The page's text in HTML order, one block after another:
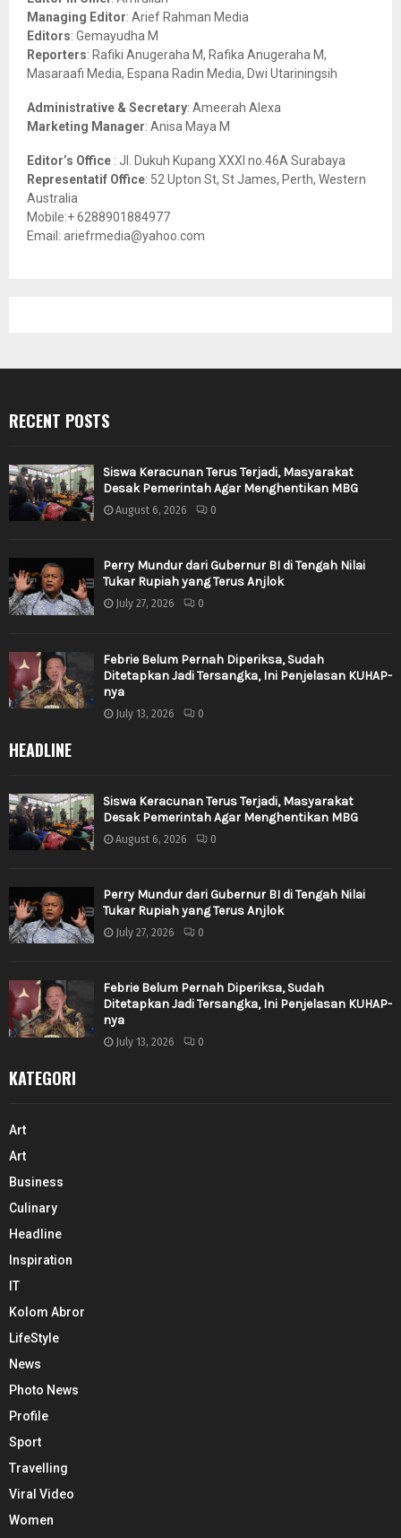
r
:
Managing Editor: Arief Rahman Media
Editors: Gemayudha M
Reporters: Rafiki Anugeraha M, Rafika Anugeraha M,
Masaraafi Media, Espana Radin Media, Dwi Utariningsih
Administrative & Secretary: Ameerah Alexa
Marketing Manager: Anisa Maya M
Editor’s Office : Jl. Dukuh Kupang XXXI no.46A Surabaya
Representatif Office: 52 Upton St, St James, Perth, Western
Australia
Mobile:+ 6288901884977
Email: ariefrmedia@yahoo.com
RECENT POSTS
Siswa Keracunan Terus Terjadi, Masyarakat
Desak Pemerintah Agar Menghentikan MBG
August 6, 2026 0
Perry Mundur dari Gubernur BI di Tengah Nilai
Tukar Rupiah yang Terus Anjlok
July 27, 2026 0
Febrie Belum Pernah Diperiksa, Sudah
Ditetapkan Jadi Tersangka, Ini Penjelasan KUHAP-
nya
July 13, 2026 0
HEADLINE
Siswa Keracunan Terus Terjadi, Masyarakat
Desak Pemerintah Agar Menghentikan MBG
August 6, 2026 0
Perry Mundur dari Gubernur BI di Tengah Nilai
Tukar Rupiah yang Terus Anjlok
July 27, 2026 0
Febrie Belum Pernah Diperiksa, Sudah
Ditetapkan Jadi Tersangka, Ini Penjelasan KUHAP-
nya
July 13, 2026 0
KATEGORI
Art
Art
Business
Culinary
Headline
Inspiration
IT
Kolom Abror
LifeStyle
News
Photo News
Profile
Sport
Travelling
Viral Video
Women